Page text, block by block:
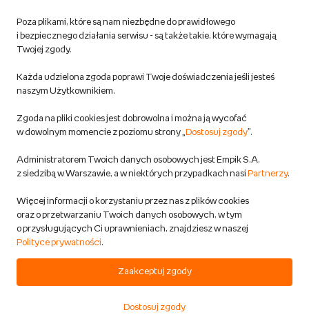
w 1 dzień rob.
Możliwa dostawa za darmo
208,95 zł
DODAJ DO KOSZYKA
Wąż wężyk silikonowy 6mm 6x4mm
1m akwarium CO2
Supermarket
Przewidywana wysyłka:
Poza plikami, które są nam niezbędne do prawidłowego
i bezpiecznego działania serwisu - są także takie, które wymagają
Twojej zgody.
Każda udzielona zgoda poprawi Twoje doświadczenia jeśli jesteś
naszym Użytkownikiem.
Zgoda na pliki cookies jest dobrowolna i można ją wycofać
w dowolnym momencie z poziomu strony „ Dostosuj zgody”.
Administratorem Twoich danych osobowych jest Empik S.A.
z siedzibą w Warszawie, a w niektórych przypadkach nasi Partnerzy.
Więcej informacji o korzystaniu przez nas z plików cookies
oraz o przetwarzaniu Twoich danych osobowych, w tym
o przysługujących Ci uprawnieniach, znajdziesz w naszej
Polityce prywatności.
Zaakceptuj zgody
Dostosuj zgody